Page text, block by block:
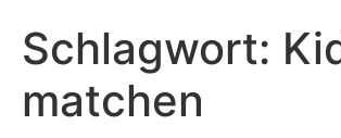
Schlagwort:
matchen